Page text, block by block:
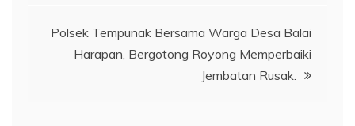
Polsek Tempunak Bersama Warga Desa Balai
Harapan, Bergotong Royong Memperbaiki
Jembatan Rusak.